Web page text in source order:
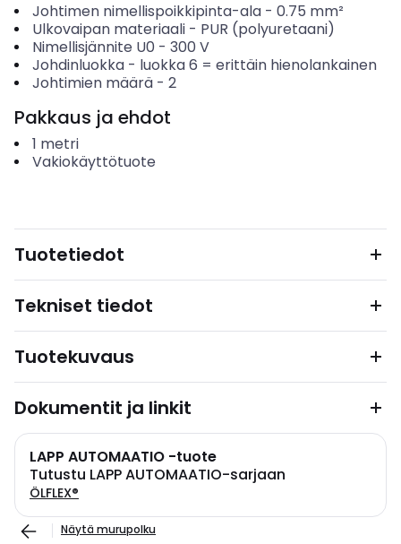
Johtimen nimellispoikkipinta-ala- 0.75 mm²
Ulkovaipan materiaali- PUR (polyuretaani)
Nimellisjännite U0 - 300 V
Johdinluokka- luokka 6 = erittäin hienolankainen
Johtimien määrä- 2
Pakkaus ja ehdot
1 metri
Vakiokäyttötuote
Tuotetiedot
Tekniset tiedot
Tuotekuvaus
Dokumentit ja linkit
LAPP AUTOMAATIO -tuote
Tutustu LAPP AUTOMAATIO-sarjaan
ÖLFLEX®
Näytä murupolku